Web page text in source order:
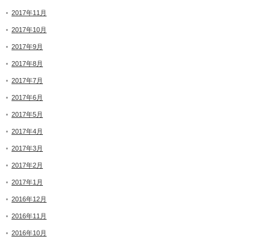
2017年11月
2017年10月
2017年9月
2017年8月
2017年7月
2017年6月
2017年5月
2017年4月
2017年3月
2017年2月
2017年1月
2016年12月
2016年11月
2016年10月